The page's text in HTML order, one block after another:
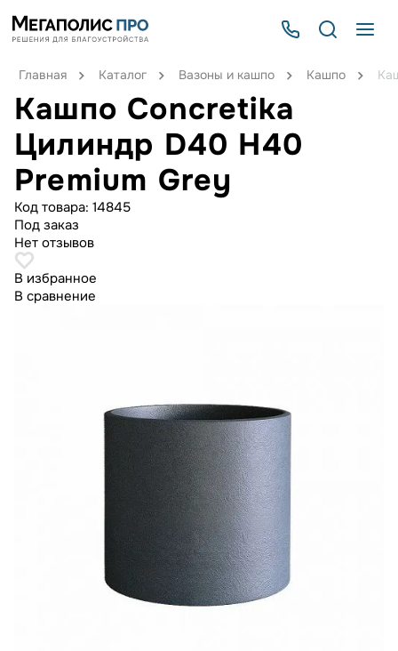
Главная Каталог Вазоны и кашпо Кашпо
Кашпо Concretika
Цилиндр D40 H40
Premium Grey
Код товара: 14845
Под заказ
Нет отзывов
В избранное
В сравнение